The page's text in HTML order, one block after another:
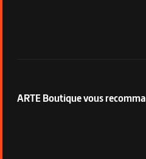
ARTE Boutique vous